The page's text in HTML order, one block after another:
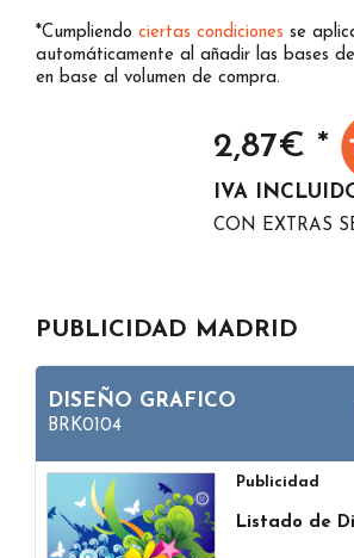
*Cumpliendo ciertas condiciones se
automáticamente al añadir las bases
en base al volumen de compra.
2,87€ *
IVA
CON EXTRAS
PUBLICIDAD MADRID
DISEÑO GRAFICO
BRK0104
Publicidad
Listado de